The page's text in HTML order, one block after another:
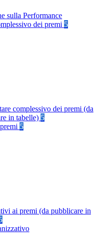
sulla Performance
dei premi 5
complessivo dei premi (da
in tabelle) 5
5
ai premi (da pubblicare in